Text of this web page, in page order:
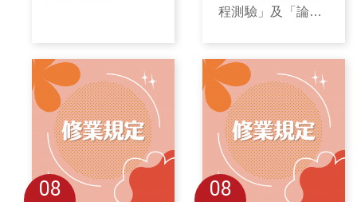
程測驗」及「論文
08 08